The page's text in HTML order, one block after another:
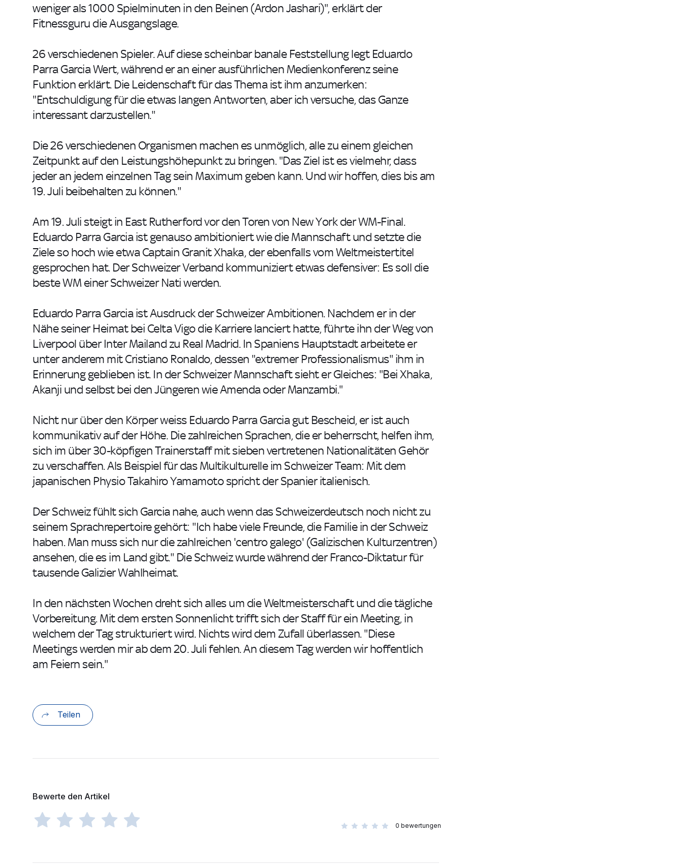
weniger als 1000 Spielminuten in den Beinen (Ardon Jashari)", erklärt der
Fitnessguru die Ausgangslage.
26 verschiedenen Spieler. Auf diese scheinbar banale Feststellung legt Eduardo
Parra Garcia Wert, während er an einer ausführlichen Medienkonferenz seine
Funktion erklärt. Die Leidenschaft für das Thema ist ihm anzumerken:
"Entschuldigung für die etwas langen Antworten, aber ich versuche, das Ganze
interessant darzustellen."
Die 26 verschiedenen Organismen machen es unmöglich, alle zu einem gleichen
Zeitpunkt auf den Leistungshöhepunkt zu bringen. "Das Ziel ist es vielmehr, dass
jeder an jedem einzelnen Tag sein Maximum geben kann. Und wir hoffen, dies bis am
19. Juli beibehalten zu können."
Am 19. Juli steigt in East Rutherford vor den Toren von New York der WM-Final.
Eduardo Parra Garcia ist genauso ambitioniert wie die Mannschaft und setzte die
Ziele so hoch wie etwa Captain Granit Xhaka, der ebenfalls vom Weltmeistertitel
gesprochen hat. Der Schweizer Verband kommuniziert etwas defensiver: Es soll die
beste WM einer Schweizer Nati werden.
Eduardo Parra Garcia ist Ausdruck der Schweizer Ambitionen. Nachdem er in der
Nähe seiner Heimat bei Celta Vigo die Karriere lanciert hatte, führte ihn der Weg von
Liverpool über Inter Mailand zu Real Madrid. In Spaniens Hauptstadt arbeitete er
unter anderem mit Cristiano Ronaldo, dessen "extremer Professionalismus" ihm in
Erinnerung geblieben ist. In der Schweizer Mannschaft sieht er Gleiches: "Bei Xhaka,
Akanji und selbst bei den Jüngeren wie Amenda oder Manzambi."
Nicht nur über den Körper weiss Eduardo Parra Garcia gut Bescheid, er ist auch
kommunikativ auf der Höhe. Die zahlreichen Sprachen, die er beherrscht, helfen ihm,
sich im über 30-köpfigen Trainerstaff mit sieben vertretenen Nationalitäten Gehör
zu verschaffen. Als Beispiel für das Multikulturelle im Schweizer Team: Mit dem
japanischen Physio Takahiro Yamamoto spricht der Spanier italienisch.
Der Schweiz fühlt sich Garcia nahe, auch wenn das Schweizerdeutsch noch nicht zu
seinem Sprachrepertoire gehört: "Ich habe viele Freunde, die Familie in der Schweiz
haben. Man muss sich nur die zahlreichen 'centro galego' (Galizischen Kulturzentren)
ansehen, die es im Land gibt." Die Schweiz wurde während der Franco-Diktatur für
tausende Galizier Wahlheimat.
In den nächsten Wochen dreht sich alles um die Weltmeisterschaft und die tägliche
Vorbereitung. Mit dem ersten Sonnenlicht trifft sich der Staff für ein Meeting, in
welchem der Tag strukturiert wird. Nichts wird dem Zufall überlassen. "Diese
Meetings werden mir ab dem 20. Juli fehlen. An diesem Tag werden wir hoffentlich
am Feiern sein."
Teilen
Bewerte den Artikel
0 bewertungen